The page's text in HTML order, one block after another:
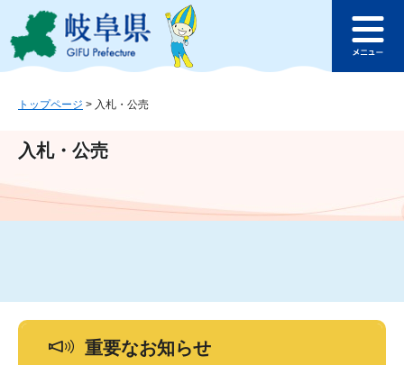
ジ
ュ
文
このページの本文へ
ュ
トップページ > 入札・公売
入札・公売
重要なお知らせ